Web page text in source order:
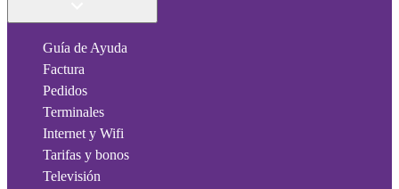
Guía de Ayuda
Factura
Pedidos
Terminales
Internet y Wifi
Tarifas y bonos
Televisión